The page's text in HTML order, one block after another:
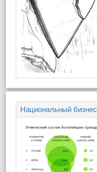
Национальный бизнес